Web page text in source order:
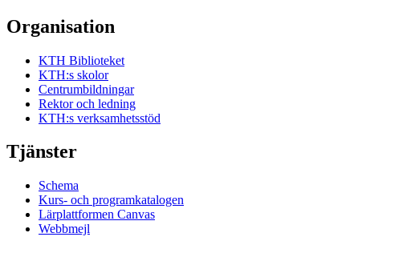
Organisation
KTH Biblioteket
KTH:s skolor
Centrumbildningar
Rektor och ledning
KTH:s verksamhetsstöd
Tjänster
Schema
Kurs- och programkatalogen
Lärplattformen Canvas
Webbmejl